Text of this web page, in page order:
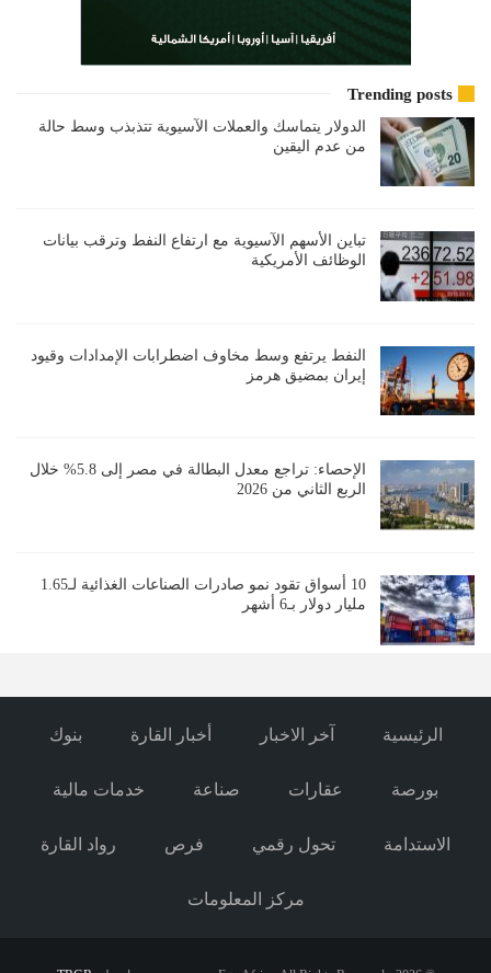
Trending posts
الدولار يتماسك والعملات الآسيوية تتذبذب وسط حالة
من عدم اليقين
تباين الأسهم الآسيوية مع ارتفاع النفط وترقب بيانات
الوظائف الأمريكية
النفط يرتفع وسط مخاوف اضطرابات الإمدادات وقيود
إيران بمضيق هرمز
الإحصاء: تراجع معدل البطالة في مصر إلى 5.8% خلال
الربع الثاني من 2026
10 أسواق تقود نمو صادرات الصناعات الغذائية لـ1.65
مليار دولار بـ6 أشهر
الرئيسية آخر الاخبار أخبار القارة بنوك
بورصة عقارات صناعة خدمات مالية
الاستدامة تحول رقمي فرص رواد القارة
مركز المعلومات